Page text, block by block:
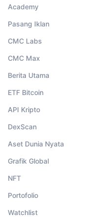
Academy
Pasang Iklan
CMC Labs
CMC Max
Berita Utama
ETF Bitcoin
API Kripto
DexScan
Aset Dunia Nyata
Grafik Global
NFT
Portofolio
Watchlist